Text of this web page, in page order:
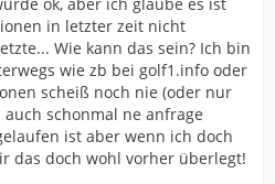
in letzter zeit nicht
Wie kann das sein? Ich bin
wie zb bei golf1.info oder
scheiß noch nie (oder nur
schonmal ne anfrage
ist aber wenn ich doch
das doch wohl vorher überlegt!